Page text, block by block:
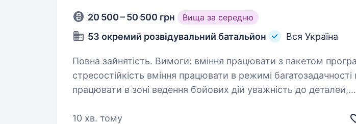
20 500 – 50 500 грн Вища за середню
53 окремий розвідувальний батальйон Вся Україна
Повна зайнятість. Вимоги: вміння працювати з пакетом програм MS Office
стресостійкість вміння працювати в режимі багатозадачності готовність
працювати в зоні ведення бойових дій уважність до деталей,
10 хв. тому